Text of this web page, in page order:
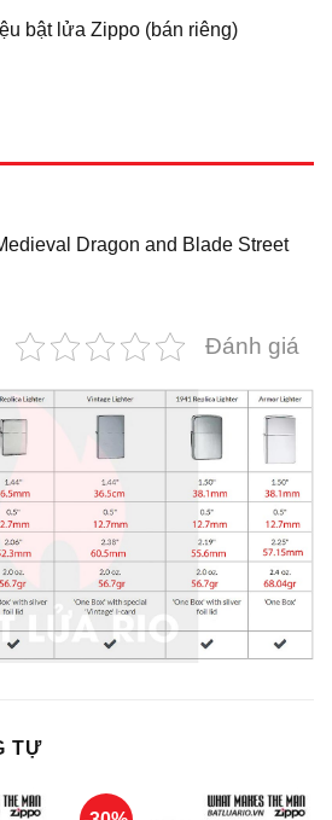
bật lửa Zippo (bán riêng)
Dragon and Blade Street
Đánh giá
TỰ